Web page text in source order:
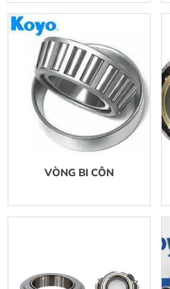
VÒNG BI CÔN